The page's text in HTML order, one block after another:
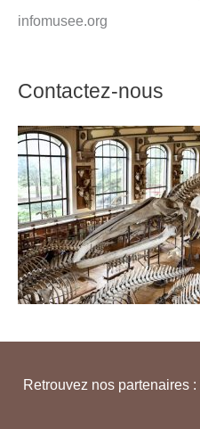
infomusee.org
Contactez-nous
Retrouvez nos partenaires :